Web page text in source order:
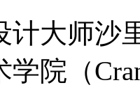
计大师沙
学院（